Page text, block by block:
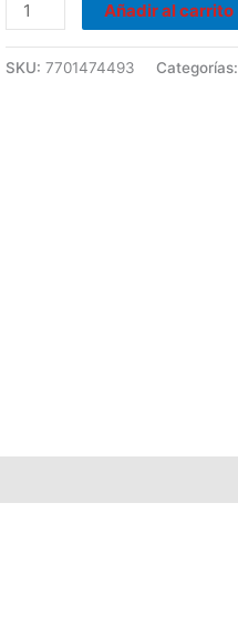
cantidad
Añadir al carrito
SKU: 7701474493 Categorías: